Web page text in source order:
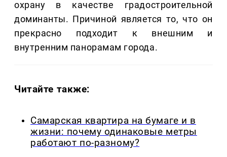
охрану в качестве градостроительной
доминанты. Причиной является то, что он
прекрасно подходит к внешним и
внутренним панорамам города.
Читайте также:
Самарская квартира на бумаге и в
жизни: почему одинаковые метры
работают по-разному?